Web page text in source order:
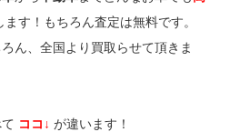
ます！もちろん査定は無料です。
ん、全国より買取らせて頂きま
ココ↓ が違います！